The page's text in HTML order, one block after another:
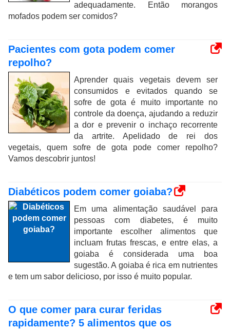
adequadamente. Então morangos
mofados podem ser comidos?
Pacientes com gota podem comer
repolho?
Aprender quais vegetais devem ser
consumidos e evitados quando se
sofre de gota é muito importante no
controle da doença, ajudando a reduzir
a dor e prevenir o inchaço recorrente
da artrite. Apelidado de rei dos
vegetais, quem sofre de gota pode comer repolho?
Vamos descobrir juntos!
Diabéticos podem comer goiaba?
Em uma alimentação saudável para
pessoas com diabetes, é muito
importante escolher alimentos que
incluam frutas frescas, e entre elas, a
goiaba é considerada uma boa
sugestão. A goiaba é rica em nutrientes
e tem um sabor delicioso, por isso é muito popular.
O que comer para curar feridas
rapidamente? 5 alimentos que os